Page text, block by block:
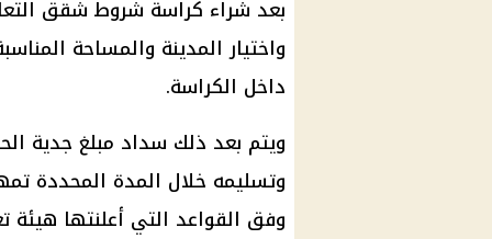
بعد شراء كراسة شروط شقق
واختيار المدينة والمساحة
داخل الكراسة.
ويتم بعد ذلك سداد مبلغ جدية
وتسليمه خلال المدة المحددة
وفق القواعد التي أعلنتها هيئة